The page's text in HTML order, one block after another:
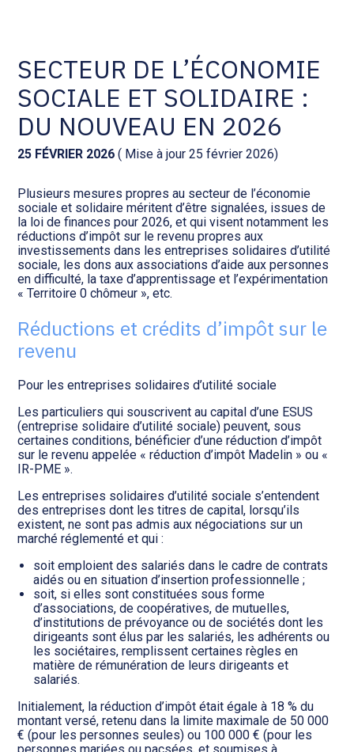
Social et ressources humaines
Assistance juridique
Audit légal
Gestion de patrimoine
Transition numérique
Tenue de votre comptabilité :
ACD
Facturation et pilotage :
Facturation et pilotage : MEG
Analyse et tableau de bord :
WAIBI
Gérer vos ressources
humaines : SILAE
SECTEUR DE L’ÉCONOMIE
SOCIALE ET SOLIDAIRE :
DU NOUVEAU EN 2026
25 FÉVRIER 2026 ( Mise à jour 25 février 2026)
Plusieurs mesures propres au secteur de l’économie
sociale et solidaire méritent d’être signalées, issues de
la loi de finances pour 2026, et qui visent notamment les
réductions d’impôt sur le revenu propres aux
investissements dans les entreprises solidaires d’utilité
sociale, les dons aux associations d’aide aux personnes
en difficulté, la taxe d’apprentissage et l’expérimentation
« Territoire 0 chômeur », etc.
Réductions et crédits d’impôt sur le
revenu
Pour les entreprises solidaires d’utilité sociale
Les particuliers qui souscrivent au capital d’une ESUS
(entreprise solidaire d’utilité sociale) peuvent, sous
certaines conditions, bénéficier d’une réduction d’impôt
sur le revenu appelée « réduction d’impôt Madelin » ou «
IR-PME ».
Les entreprises solidaires d’utilité sociale s’entendent
des entreprises dont les titres de capital, lorsqu’ils
existent, ne sont pas admis aux négociations sur un
marché réglementé et qui :
soit emploient des salariés dans le cadre de contrats
aidés ou en situation d’insertion professionnelle ;
soit, si elles sont constituées sous forme
d’associations, de coopératives, de mutuelles,
d’institutions de prévoyance ou de sociétés dont les
dirigeants sont élus par les salariés, les adhérents ou
les sociétaires, remplissent certaines règles en
matière de rémunération de leurs dirigeants et
salariés.
Initialement, la réduction d’impôt était égale à 18 % du
montant versé, retenu dans la limite maximale de 50 000
€ (pour les personnes seules) ou 100 000 € (pour les
personnes mariées ou pacsées, et soumises à